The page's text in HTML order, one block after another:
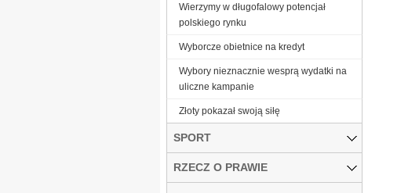
Wierzymy w długofalowy potencjał
polskiego rynku
Wyborcze obietnice na kredyt
Wybory nieznacznie wesprą wydatki na
uliczne kampanie
Złoty pokazał swoją siłę
SPORT
RZECZ O PRAWIE